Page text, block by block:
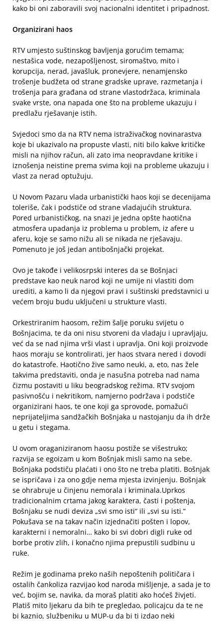
kako bi oni zaboravili svoj nacionalni identitet i pripadnost.
Organizirani haos
RTV umjesto suštinskog bavljenja gorućim temama;
nestašica vode, nezapošljenost, siromaštvo, mito i
korupcija, nerad, javašluk, pronevjere, nenamjensko
trošenje budžeta od strane gradske uprave, razmetanja i
trošenja para građana od strane vlastodržaca, kriminala
svake vrste, ona napada one što na probleme ukazuju i
predlažu rješavanje istih.
Svjedoci smo da na RTV nema istraživačkog novinarastva
koje bi ukazivalo na propuste vlasti, niti bilo kakve kritičke
misli na njihov račun, ali zato ima neopravdane kritike i
iznošenja neistine prema svima koji na probleme ukazuju i
vlast za nerad optužuju.
U Novom Pazaru vlada urbanistički haos koji se decenijama
toleriše, čak i podstiče od strane vladajućih struktura.
Pored urbanističkog, na snazi je jedna opšte haotična
atmosfera upadanja iz problema u problem, iz afere u
aferu, koje se samo nižu ali se nikada ne rješavaju.
Pomenuto je još jedan antibošnjački projekat.
Ovo je takođe i velikosrpski interes da se Bošnjaci
predstave kao neuk narod koji ne umije ni vlastiti dom
urediti, a kamo li da njegovi pravi i suštinski predstavnici u
većem broju budu uključeni u strukture vlasti.
Orkestriranim haosom, režim šalje poruku svijetu o
Bošnjacima, te da oni nisu stvoreni da vladaju i upravljaju,
već da se nad njima vrši vlast i upravlja. Oni koji proizvode
haos moraju se kontrolirati, jer haos stvara nered i dovodi
do katastrofe. Haotično žive samo neuki, a, eto, nas žele
takvima predstaviti, onda je nasušna potreba nad nama
čizmu postaviti u liku beogradskog režima. RTV svojom
pasivnošću i nekritikom, namjerno podržava i podstiče
organizirani haos, te one koji ga sprovode, pomažući
neprijateljima sandžačkih Bošnjaka u nastojanju da ih drže
u getu i stegama.
U ovom oraganiziranom haosu postiže se višestruko;
razvija se egoizam u kom Bošnjak misli samo na sebe.
Bošnjaka podstiču plaćati i ono što ne treba platiti. Bošnjak
se ispričava i za ono gdje nema mjesta izvinjenju. Bošnjak
se ohrabruje u činjenu nemorala i kriminala.Uprkos
tradicionalnim crtama jakog karaktera, časti i poštenja,
Bošnjaku se nudi deviza „svi smo isti“ ili „svi su isti.“
Pokušava se na takav način izjednačiti pošten i lopov,
karakterni i nemoralni… kako bi svi dobri digli ruke od
borbe protiv zlih, i konačno njima prepustili sudbinu u
ruke.
Režim je godinama preko naših nepoštenih političara i
ostalih čankoliza razvijao kod naroda mišljenje, a sada je to
već, bojim se, navika, da moraš platiti ako hoćeš živjeti.
Platiš mito ljekaru da bih te pregledao, policajcu da te ne
bi kaznio, službeniku u MUP-u da bi ti izdao neki